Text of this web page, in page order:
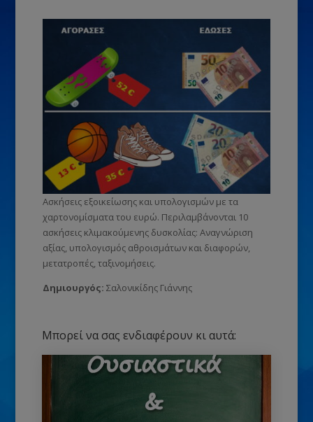
Ασκήσεις εξοικείωσης και υπολογισμών με τα
χαρτονομίσματα του ευρώ. Περιλαμβάνονται 10
ασκήσεις κλιμακούμενης δυσκολίας: Αναγνώριση
αξίας, υπολογισμός αθροισμάτων και διαφορών,
μετατροπές, ταξινομήσεις.
Δημιουργός: Σαλονικίδης Γιάννης
Μπορεί να σας ενδιαφέρουν κι αυτά: